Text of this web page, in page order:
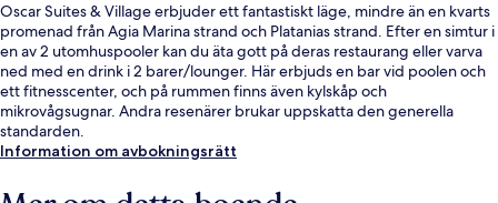
Oscar Suites & Village erbjuder ett fantastiskt läge, mindre än en kvarts
promenad från Agia Marina strand och Platanias strand. Efter en simtur i
en av 2 utomhuspooler kan du äta gott på deras restaurang eller varva
ned med en drink i 2 barer/lounger. Här erbjuds en bar vid poolen och
ett fitnesscenter, och på rummen finns även kylskåp och
mikrovågsugnar. Andra resenärer brukar uppskatta den generella
standarden.
Information om avbokningsrätt